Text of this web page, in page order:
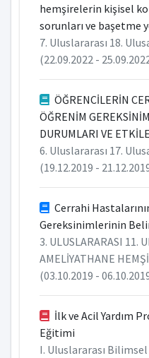
hemşirelerin kişisel
sorunları ve başetme
7. Uluslararası 18.
(22.09.2022 -
ÖĞRENCİLERİN
ÖĞRENİM
DURUMLARI VE
6. Uluslararası 17.
(19.12.2019 -
Cerrahi
Gereksinimlerinin
3. ULUSLARARASI 11.
AMELİYATHANE
(03.10.2019 -
İlk ve Acil Yardım
Eğitimi
I. Uluslararası